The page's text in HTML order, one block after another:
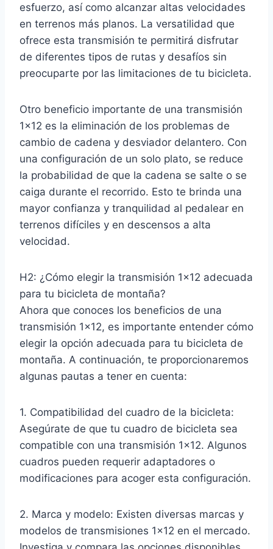
esfuerzo, así como alcanzar altas velocidades
en terrenos más planos. La versatilidad que
ofrece esta transmisión te permitirá disfrutar
de diferentes tipos de rutas y desafíos sin
preocuparte por las limitaciones de tu bicicleta.
Otro beneficio importante de una transmisión
1×12 es la eliminación de los problemas de
cambio de cadena y desviador delantero. Con
una configuración de un solo plato, se reduce
la probabilidad de que la cadena se salte o se
caiga durante el recorrido. Esto te brinda una
mayor confianza y tranquilidad al pedalear en
terrenos difíciles y en descensos a alta
velocidad.
H2: ¿Cómo elegir la transmisión 1×12 adecuada
para tu bicicleta de montaña?
Ahora que conoces los beneficios de una
transmisión 1×12, es importante entender cómo
elegir la opción adecuada para tu bicicleta de
montaña. A continuación, te proporcionaremos
algunas pautas a tener en cuenta:
1. Compatibilidad del cuadro de la bicicleta:
Asegúrate de que tu cuadro de bicicleta sea
compatible con una transmisión 1×12. Algunos
cuadros pueden requerir adaptadores o
modificaciones para acoger esta configuración.
2. Marca y modelo: Existen diversas marcas y
modelos de transmisiones 1×12 en el mercado.